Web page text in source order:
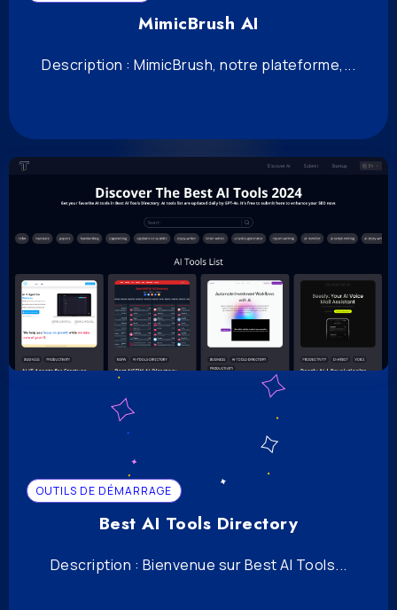
MimicBrush AI
Description : MimicBrush, notre plateforme,...
OUTILS DE DÉMARRAGE
Best AI Tools Directory
Description : Bienvenue sur Best AI Tools...